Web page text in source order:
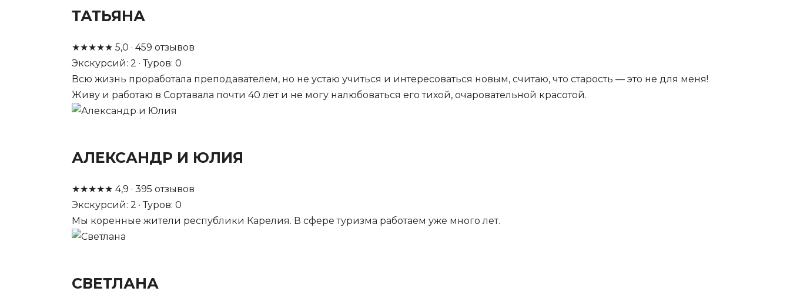
ТАТЬЯНА
★★★★★ 5,0 · 459 отзывов
Экскурсий: 2 · Туров: 0
Всю жизнь проработала преподавателем, но не устаю учиться и интересоваться новым, считаю, что старость — это не для меня!
Живу и работаю в Сортавала почти 40 лет и не могу налюбоваться его тихой, очаровательной красотой.
АЛЕКСАНДР И ЮЛИЯ
★★★★★ 4,9 · 395 отзывов
Экскурсий: 2 · Туров: 0
Мы коренные жители республики Карелия. В сфере туризма работаем уже много лет.
СВЕТЛАНА